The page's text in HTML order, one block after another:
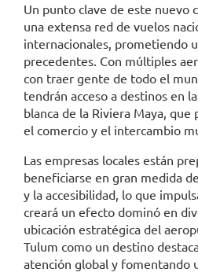
Un punto clave de este nuevo
una extensa red de vuelos
internacionales, prometiendo
precedentes. Con múltiples
con traer gente de todo el
tendrán acceso a destinos en
blanca de la Riviera Maya,
el comercio y el intercambio
Las empresas locales están
beneficiarse en gran medida
y la accesibilidad, lo que
creará un efecto dominó en
ubicación estratégica del
Tulum como un destino
atención global y fomentando